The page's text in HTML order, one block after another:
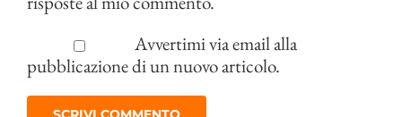
Avvertimi via email alla
pubblicazione di un nuovo articolo.